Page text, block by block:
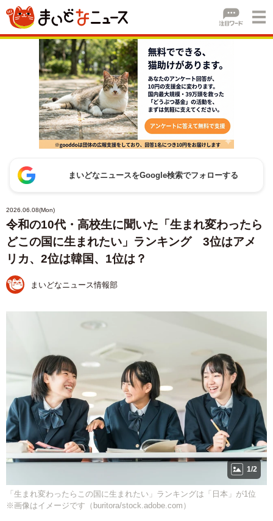
まいどなニュースをGoogle検索でフォローする
2026.06.08(Mon)
令和の10代・高校生に聞いた「生まれ変わったら
どこの国に生まれたい」ランキング 3位はアメ
リカ、2位は韓国、1位は？
まいどなニュース情報部
1/2
「生まれ変わったらこの国に生まれたい」ランキングは「日本」が1位
※画像はイメージです（buritora/stock.adobe.com）